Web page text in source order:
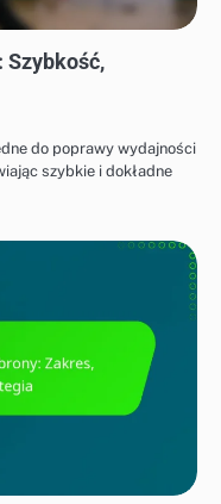
Szybkość,
do poprawy wydajności
szybkie i dokładne